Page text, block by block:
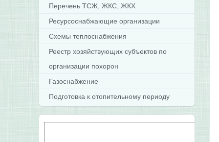
Перечень ТСЖ, ЖКС, ЖКХ
Ресурсоснабжающие организации
Схемы теплоснабжения
Реестр хозяйствующих субъектов по
организации похорон
Газоснабжение
Подготовка к отопительному периоду